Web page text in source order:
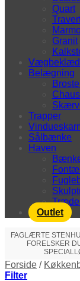
Quart
Granit
Belægning
Trapper
Sålbænke
Haven
Outlet
FAGLÆRTE
FORELSKER
Forside /
Filter